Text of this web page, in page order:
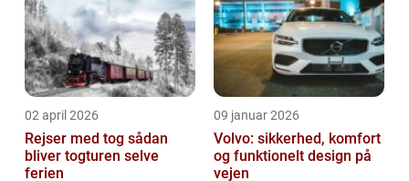
02 april 2026
Rejser med tog sådan
bliver togturen selve
ferien
09 januar 2026
Volvo: sikkerhed, komfort
og funktionelt design på
vejen